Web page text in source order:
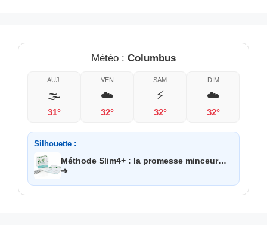
Météo : Columbus
AUJ.
🌫️
31°
VEN
☁️
32°
SAM
⚡
32°
DIM
☁️
32°
Silhouette :
Méthode Slim4+ : la promesse minceur…
➔